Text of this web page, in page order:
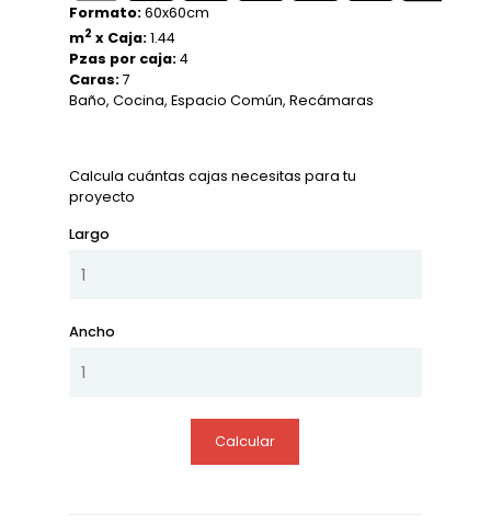
Formato:60x60cm
m2 x Caja:1.44
Pzas por caja:4
Caras:7
Baño, Cocina, Espacio Común, Recámaras
Calcula cuántas cajas necesitas para tu
proyecto
Largo
Ancho
Calcular